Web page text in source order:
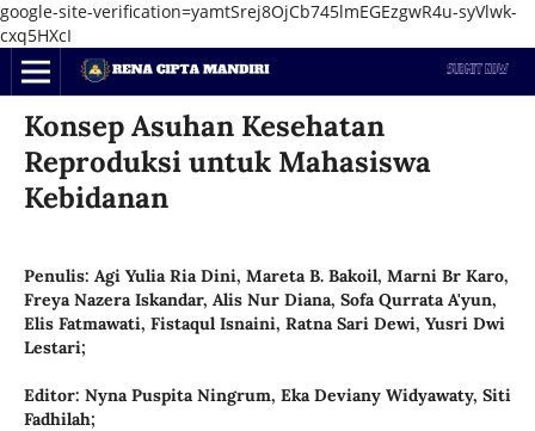
google-site-verification=yamtSrej8OjCb745lmEGEzgwR4u-syVlwk-
cxq5HXcI
Konsep Asuhan Kesehatan
Reproduksi untuk Mahasiswa
Kebidanan
Penulis: Agi Yulia Ria Dini, Mareta B. Bakoil, Marni Br Karo,
Freya Nazera Iskandar, Alis Nur Diana, Sofa Qurrata A'yun,
Elis Fatmawati, Fistaqul Isnaini, Ratna Sari Dewi, Yusri Dwi
Lestari;
Editor: Nyna Puspita Ningrum, Eka Deviany Widyawaty, Siti
Fadhilah;